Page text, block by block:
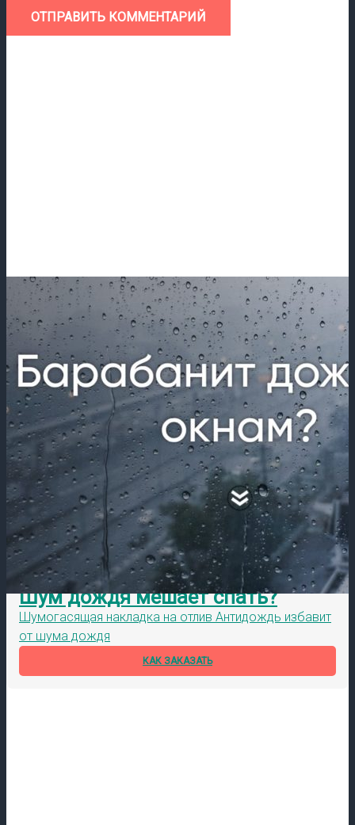
ОТПРАВИТЬ КОММЕНТАРИЙ
Шум дождя мешает спать?
Шумогасящая накладка на отлив Антидождь избавит
от шума дождя
КАК ЗАКАЗАТЬ